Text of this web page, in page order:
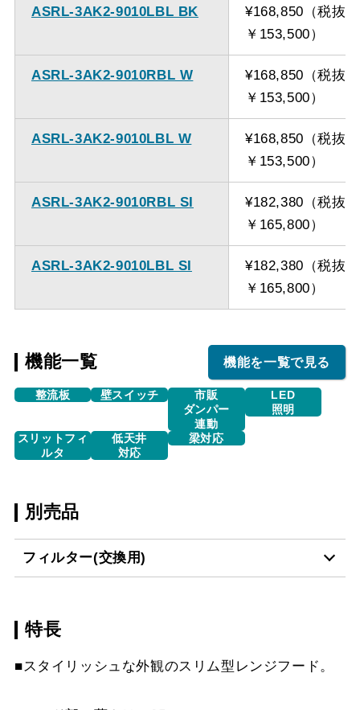
ASRL-3AK2-9010LBL BK
¥168,850（税抜
￥153,500）
ASRL-3AK2-9010RBL W
¥168,850（税抜
￥153,500）
ASRL-3AK2-9010LBL W
¥168,850（税抜
￥153,500）
ASRL-3AK2-9010RBL SI
¥182,380（税抜
￥165,800）
ASRL-3AK2-9010LBL SI
¥182,380（税抜
￥165,800）
機能一覧 機能を一覧で見る
整流板 壁スイッチ
市販
ダンパー
連動
LED
照明
スリットフィ
ルタ
低天井
対応
梁対応
別売品
フィルター(交換用)
VSF-261-2
特長
■スタイリッシュな外観のスリム型レンジフード。